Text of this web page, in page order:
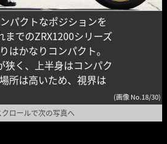
パクトなポジションを
までのZRX1200シリーズ
はかなりコンパクト。
狭く、上半身はコンパク
所は高いため、視界は
(画像 No.18/30)
クロールで次の写真へ